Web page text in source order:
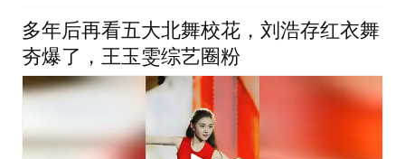
多年后再看五大北舞校花，刘浩存红衣舞
夯爆了，王玉雯综艺圈粉